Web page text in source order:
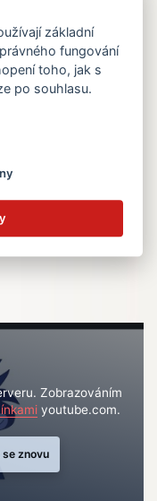
Zobrazováním
youtube.com.
znovu
základní
fungování
toho, jak s
po souhlasu.